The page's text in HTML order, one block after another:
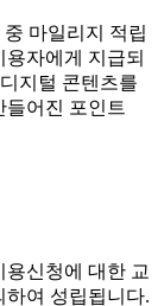
마일리지 적립
자에게 지급되
지털 콘텐츠를
들어진 포인트
신청에 대한 교
하여 성립됩니다.